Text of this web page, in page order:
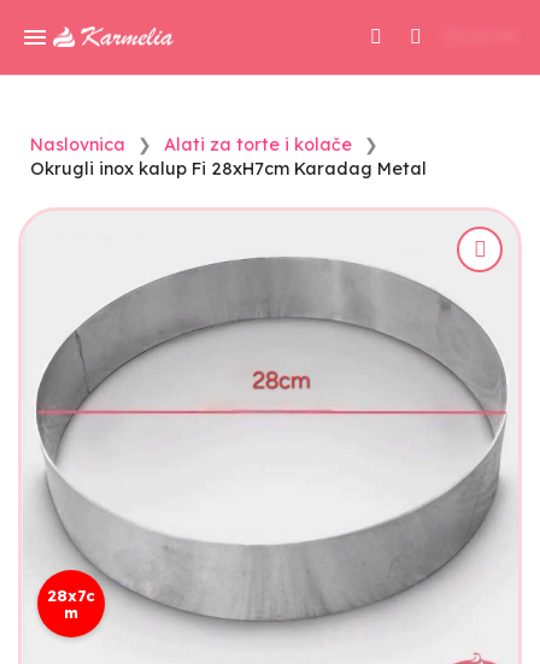
Naslovnica
Alati za torte i kolače
Okrugli inox kalup Fi 28xH7cm Karadag Metal
28x7c
m